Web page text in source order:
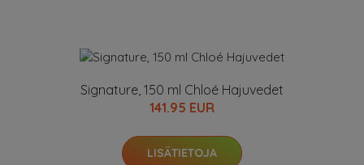
Signature, 150 ml Chloé Hajuvedet
141.95 EUR
LISÄTIETOJA